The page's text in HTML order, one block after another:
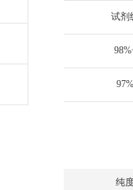
试剂
97%
纯